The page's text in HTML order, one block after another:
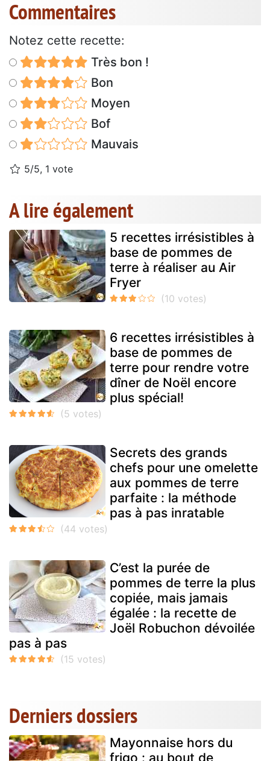
Commentaires
Notez cette recette:
Très bon !
Bon
Moyen
Bof
Mauvais
5/5, 1 vote
A lire également
5 recettes irrésistibles à
base de pommes de
terre à réaliser au Air
Fryer
6 recettes irrésistibles à
base de pommes de
terre pour rendre votre
dîner de Noël encore
plus spécial!
Secrets des grands
chefs pour une omelette
aux pommes de terre
parfaite : la méthode
pas à pas inratable
C’est la purée de
pommes de terre la plus
copiée, mais jamais
égalée : la recette de
Joël Robuchon dévoilée
pas à pas
Derniers dossiers
Mayonnaise hors du
frigo : au bout de